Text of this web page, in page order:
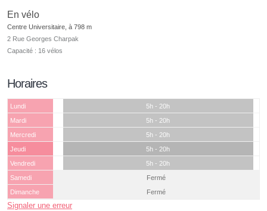
En vélo
Centre Universitaire, à 798 m
2 Rue Georges Charpak
Capacité : 16 vélos
Horaires
Lundi
5h - 20h
Mardi
5h - 20h
Mercredi
5h - 20h
Jeudi
5h - 20h
Vendredi
5h - 20h
Samedi
Fermé
Dimanche
Fermé
Signaler une erreur